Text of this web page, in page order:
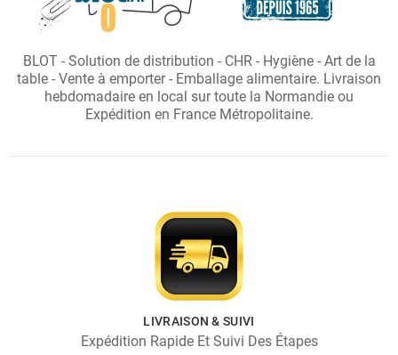
BLOT - Solution de distribution - CHR - Hygiène - Art de la
table - Vente à emporter - Emballage alimentaire. Livraison
hebdomadaire en local sur toute la Normandie ou
Expédition en France Métropolitaine.
LIVRAISON & SUIVI
Expédition Rapide Et Suivi Des Étapes